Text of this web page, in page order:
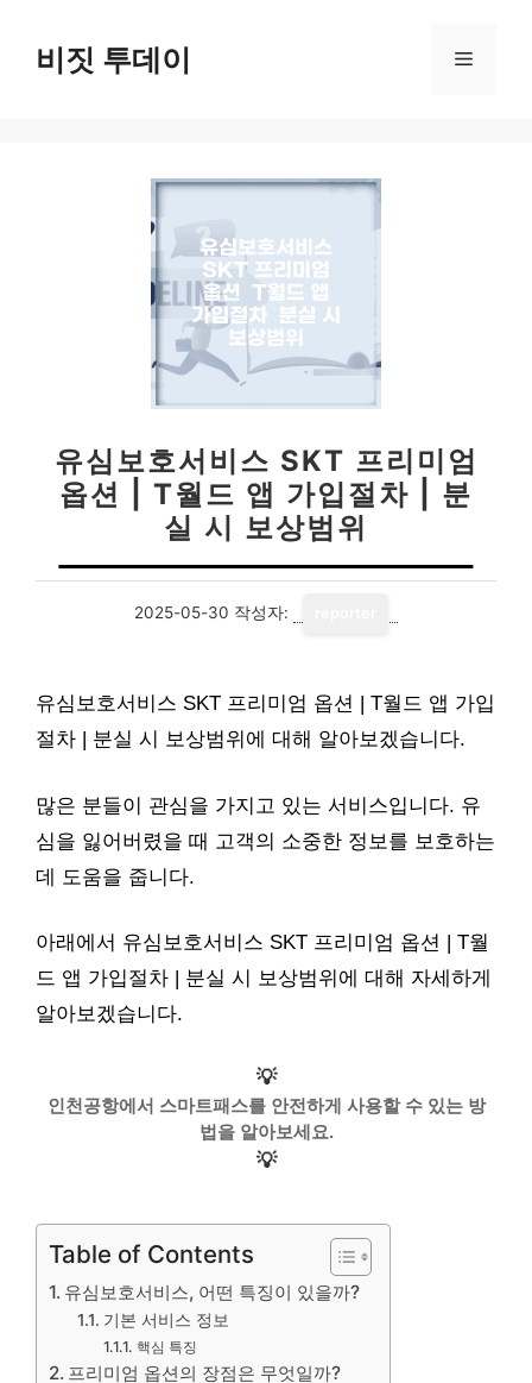
비짓 투데이 메
유심보호서비스 SKT 프리미엄
옵션 | T월드 앱 가입절차 | 분
실 시 보상범위
2025-05-30 작성자:
유심보호서비스 SKT 프리미엄 옵션 | T월드 앱 가입
절차 | 분실 시 보상범위에 대해 알아보겠습니다.
많은 분들이 관심을 가지고 있는 서비스입니다. 유
심을 잃어버렸을 때 고객의 소중한 정보를 보호하는
데 도움을 줍니다.
아래에서 유심보호서비스 SKT 프리미엄 옵션 | T월
드 앱 가입절차 | 분실 시 보상범위에 대해 자세하게
알아보겠습니다.
💡
인천공항에서 스마트패스를 안전하게 사용할 수 있는 방
법을 알아보세요.
💡
Table of Contents
유심보호서비스, 어떤 특징이 있을까?
기본 서비스 정보
핵심 특징
프리미엄 옵션의 장점은 무엇일까?